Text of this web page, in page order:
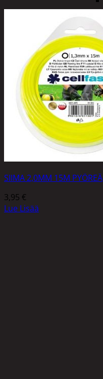
SIIMA 2,0MM 15M PYÖREÄ
3,95 €
Lue Lisää